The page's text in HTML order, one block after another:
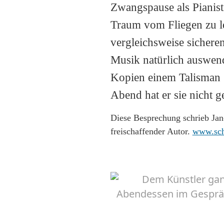
Zwangspause als
Traum vom Fliegen zu
vergleichsweise
Musik natürlich
Kopien einem
Abend hat er sie nicht
Diese Besprechung schrieb
freischaffender Autor.